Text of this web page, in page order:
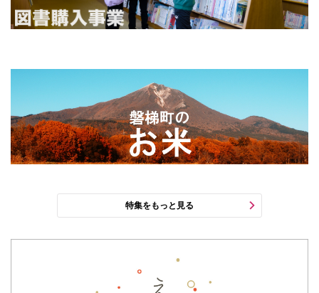
特集をもっと見る